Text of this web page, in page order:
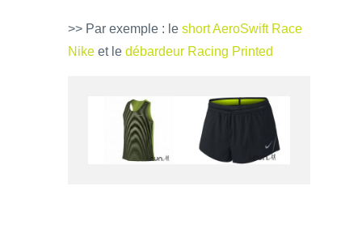
>> Par exemple : le short AeroSwift Race
Nike et le débardeur Racing Printed